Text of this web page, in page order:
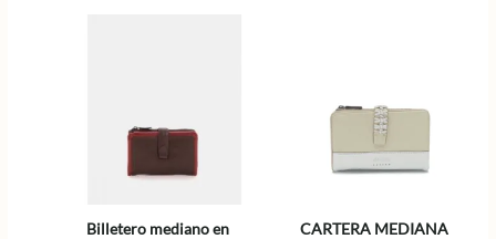
Billetero mediano en
CARTERA MEDIANA